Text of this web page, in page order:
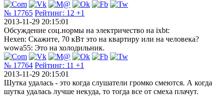
№ 17765 Рейтинг: 12 +1
2013-11-29 20:15:01
Обсуждение соц.нормы на электричество на ixbt:
Hexen: Скажите, 70 кВт это на квартиру или на человека?
wowa55: Это на холодильник.
№ 17764 Рейтинг: 11 +1
2013-11-29 20:15:01
Шутка удалась - это когда слушатели громко смеются. А когда
шутка удалась лучше некуда, то тогда все от смеха плачут.